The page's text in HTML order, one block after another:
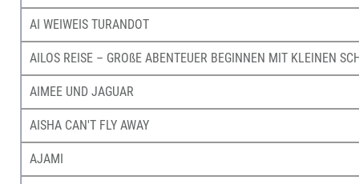
AI WEIWEIS TURANDOT
AILOS REISE – GROßE ABENTEUER BEGINNEN MIT KLEINEN
AIMEE UND JAGUAR
AISHA CAN'T FLY AWAY
AJAMI